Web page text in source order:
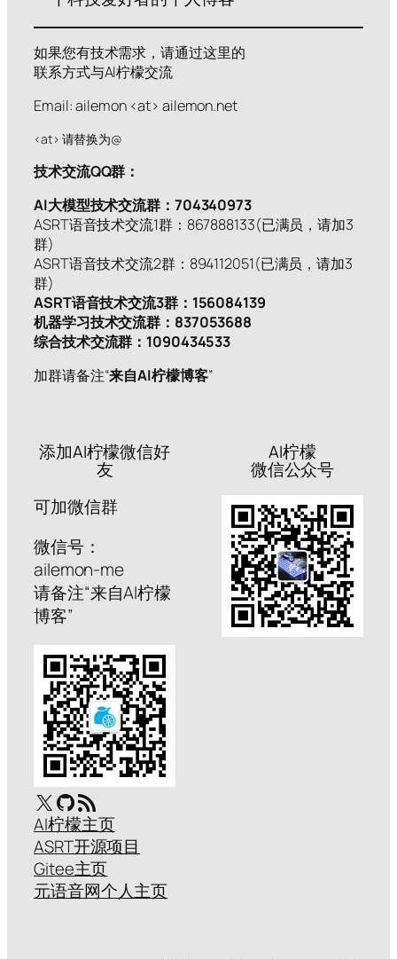
如果您有技术需求，请通过这里的
联系方式与AI柠檬交流
Email: ailemon <at> ailemon.net
<at> 请替换为@
技术交流QQ群：
AI大模型技术交流群：704340973
ASRT语音技术交流1群：867888133(已满员，请加3
群)
ASRT语音技术交流2群：894112051(已满员，请加3
群)
ASRT语音技术交流3群：156084139
机器学习技术交流群：837053688
综合技术交流群：1090434533
加群请备注“来自AI柠檬博客”
添加AI柠檬微信好
友
可加微信群
微信号：
ailemon-me
请备注“来自AI柠檬
博客”
AI柠檬
微信公众号
X GitHub
RSS Feed
AI柠檬主页
ASRT开源项目
Gitee主页
元语音网个人主页